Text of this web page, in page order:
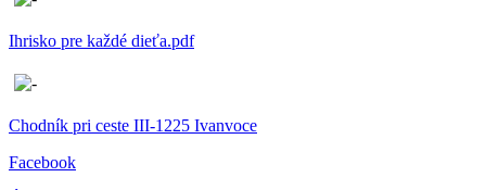
Ihrisko pre každé dieťa.pdf
Chodník pri ceste III-1225 Ivanvoce
Facebook